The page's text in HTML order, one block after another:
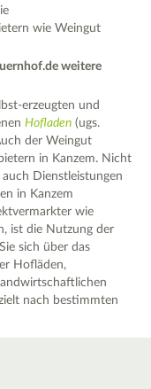
wie Weingut
weitere
erzeugten und
Hofladen (ugs.
der Weingut
in Kanzem. Nicht
Dienstleistungen
in Kanzem
wie
ist die Nutzung der
sich über das
Hofläden,
nach bestimmten